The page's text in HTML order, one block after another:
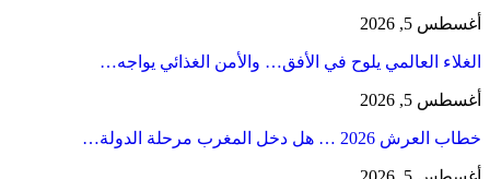
أغسطس 5, 2026
الغلاء العالمي يلوح في الأفق… والأمن الغذائي يواجه…
أغسطس 5, 2026
خطاب العرش 2026 … هل دخل المغرب مرحلة الدولة…